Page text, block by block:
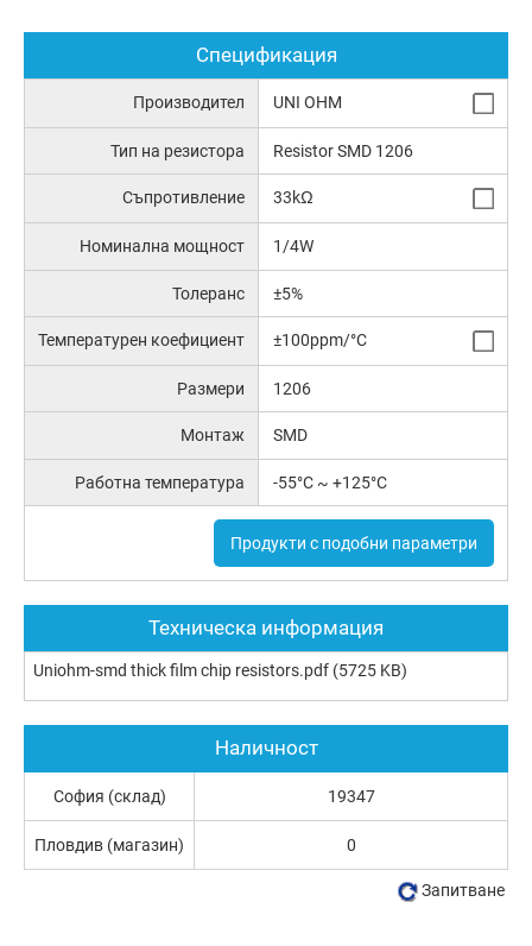
Спецификация
Производител UNI OHM
Тип на резистора Resistor SMD 1206
Съпротивление 33kΩ
Номинална мощност 1/4W
Толеранс ±5%
Температурен коефициент ±100ppm/°C
Размери 1206
Монтаж SMD
Работна температура -55°C ~ +125°C
Продукти с подобни параметри
Техническа информация
Uniohm-smd thick film chip resistors.pdf (5725 KB)
Наличност
София (склад) 19347
Пловдив (магазин) 0
Запитване